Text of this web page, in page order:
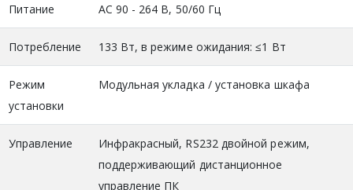
Питание АС 90 - 264 В, 50/60 Гц
Потребление 133 Вт, в режиме ожидания: ≤1 Вт
Режим
установки
Модульная укладка / установка шкафа
Управление
Инфракрасный, RS232 двойной режим,
поддерживающий дистанционное
управление ПК